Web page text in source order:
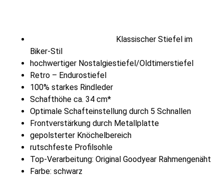
Klassischer Stiefel im
Biker-Stil
hochwertiger Nostalgiestiefel/Oldtimerstiefel
Retro – Endurostiefel
100% starkes Rindleder
Schafthöhe ca. 34 cm*
Optimale Schafteinstellung durch 5 Schnallen
Frontverstärkung durch Metallplatte
gepolsterter Knöchelbereich
rutschfeste Profilsohle
Top-Verarbeitung: Original Goodyear Rahmengenäht
Farbe: schwarz